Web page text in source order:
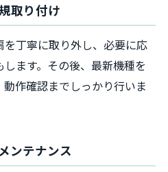
取り付け
丁寧に取り外し、必要に応
ます。その後、最新機種を
作確認までしっかり行いま
ンテナンス